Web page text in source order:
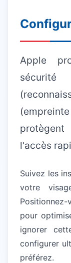
Apple
l'accès
Suivez les
votre
pour
ignorer
configurer
préférez.